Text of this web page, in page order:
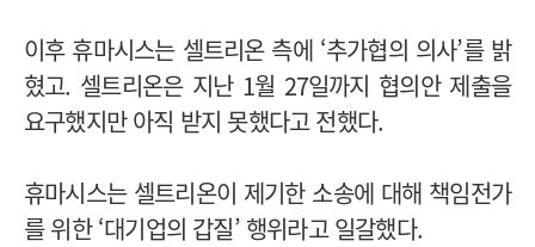
이후 휴마시스는 셀트리온 측에 ‘추가협의 의사’를 밝
혔고. 셀트리온은 지난 1월 27일까지 협의안 제출을
요구했지만 아직 받지 못했다고 전했다.
휴마시스는 셀트리온이 제기한 소송에 대해 책임전가
를 위한 ‘대기업의 갑질’ 행위라고 일갈했다.